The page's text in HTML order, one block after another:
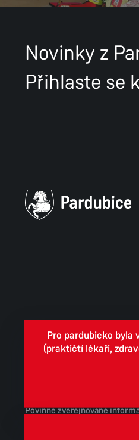
Novinky z
Přihlaste se
Povinně zveřejňované
Pro pardubicko byla
(praktičtí lékaři,